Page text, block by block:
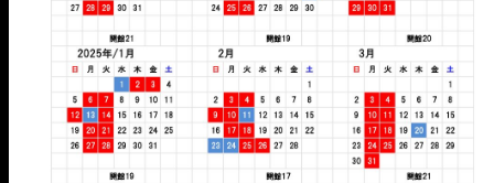
ン
コ
ン
テ
ン
ツ